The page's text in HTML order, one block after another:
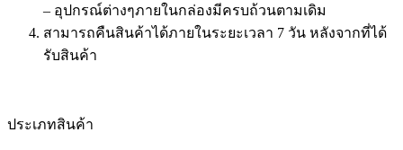
– อุปกรณ์ต่างๆภายในกล่องมีครบถ้วนตามเดิม
สามารถคืนสินค้าได้ภายในระยะเวลา 7 วัน หลังจากที่ได้
รับสินค้า
ประเภทสินค้า